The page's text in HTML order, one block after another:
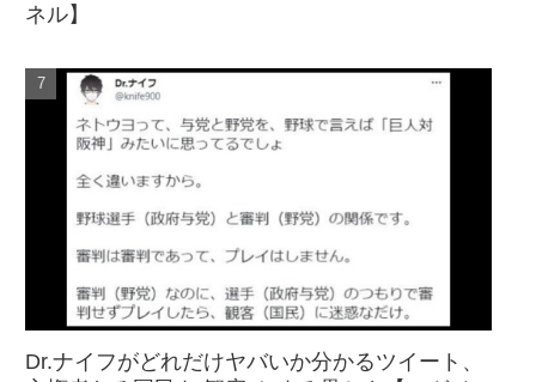
ネル】
Dr.ナイフがどれだけヤバいか分かるツイート、